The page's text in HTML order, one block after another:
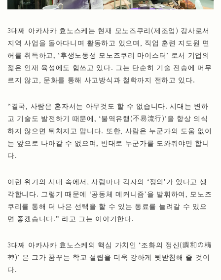
3대째 아카사카 효노스케는 현재 모노즈쿠리(제조업) 강사로서
지역 사업을 돌아다니며 활동하고 있으며, 직업 훈련 지도원 면
허를 취득하고, ‘후생노동성 모노즈쿠리 마이스터’ 로서 기업의
젊은 인재 육성에도 힘쓰고 있다. 그는 단순히 기술 전승에 머무
르지 않고, 문화를 통해 사고방식과 철학까지 전하고 있다.
“결국, 사람은 혼자서는 아무것도 할 수 없습니다. 시대는 변하
고 기술도 발전하기 때문에, ‘불역유행(不易流行)’을 항상 의식
하지 않으면 뒤처지고 맙니다. 또한, 사람은 누군가의 도움 없이
는 앞으로 나아갈 수 없으며, 반대로 누군가를 도와줘야만 합니
다.
이런 위기의 시대 속에서, 사람마다 각자의 ‘정의’가 있다고 생
각합니다. 그렇기 때문에 ‘공동체 메커니즘’을 발휘하여, 모노즈
쿠리를 통해 더 나은 선택을 할 수 있는 동료를 늘려갈 수 있으
면 좋겠습니다.” 라고 그는 이야기한다.
3대째 아카사카 효노스케의 핵심 가치인 ‘조화의 정신(調和の精
神)’ 은 그가 꿈꾸는 학교 설립을 더욱 강하게 뒷받침해 줄 것이
다.